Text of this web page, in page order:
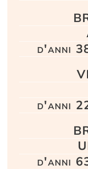
d'anni
d'anni
d'anni